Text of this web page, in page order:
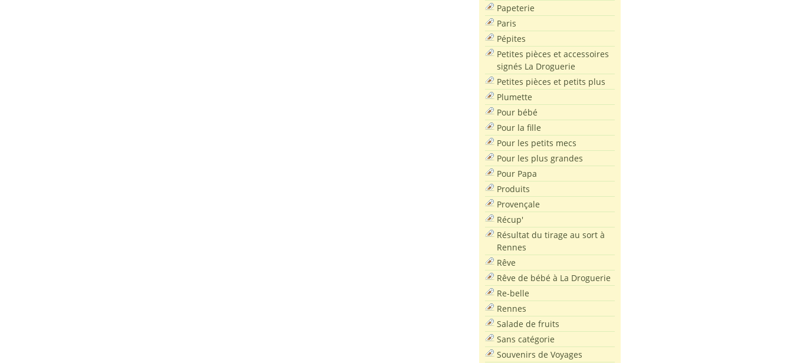
Papeterie
Paris
Pépites
Petites pièces et accessoires
signés La Droguerie
Petites pièces et petits plus
Plumette
Pour bébé
Pour la fille
Pour les petits mecs
Pour les plus grandes
Pour Papa
Produits
Provençale
Récup'
Résultat du tirage au sort à
Rennes
Rêve
Rêve de bébé à La Droguerie
Re-belle
Rennes
Salade de fruits
Sans catégorie
Souvenirs de Voyages